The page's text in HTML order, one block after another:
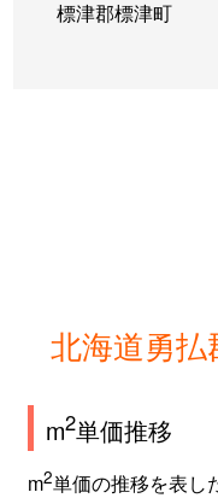
標津郡標津町
北海道勇
m2単価推移
m2単価の推移を表し